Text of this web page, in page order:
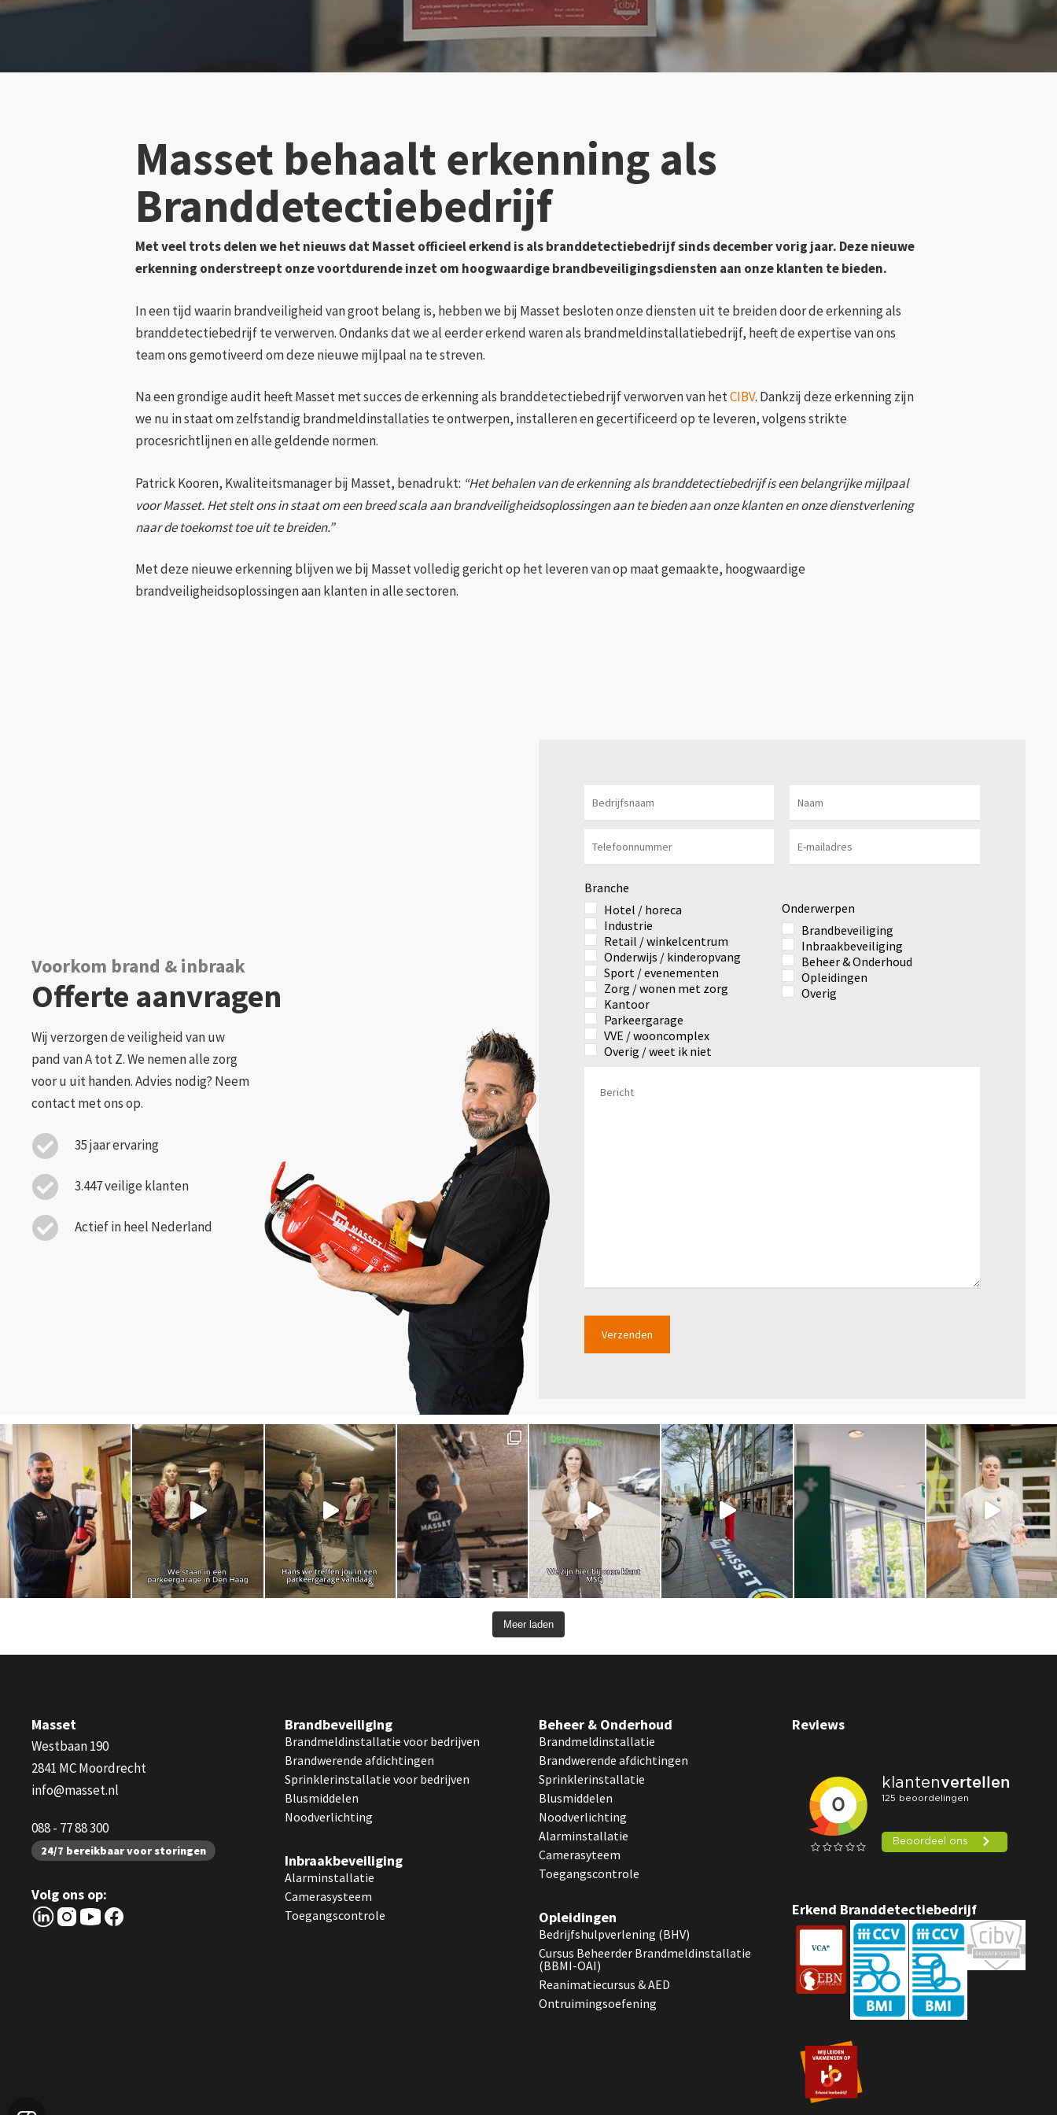
Masset behaalt erkenning als
Branddetectiebedrijf
Met veel trots delen we het nieuws dat Masset officieel erkend is als branddetectiebedrijf sinds december vorig jaar. Deze nieuwe
erkenning onderstreept onze voortdurende inzet om hoogwaardige brandbeveiligingsdiensten aan onze klanten te bieden.
In een tijd waarin brandveiligheid van groot belang is, hebben we bij Masset besloten onze diensten uit te breiden door de erkenning als
branddetectiebedrijf te verwerven. Ondanks dat we al eerder erkend waren als brandmeldinstallatiebedrijf, heeft de expertise van ons
team ons gemotiveerd om deze nieuwe mijlpaal na te streven.
Na een grondige audit heeft Masset met succes de erkenning als branddetectiebedrijf verworven van hetCIBV. Dankzij deze erkenning zijn
we nu in staat om zelfstandig brandmeldinstallaties te ontwerpen, installeren en gecertificeerd op te leveren, volgens strikte
procesrichtlijnen en alle geldende normen.
Patrick Kooren, Kwaliteitsmanager bij Masset, benadrukt: “Het behalen van de erkenning als branddetectiebedrijf is een belangrijke mijlpaal
voor Masset. Het stelt ons in staat om een breed scala aan brandveiligheidsoplossingen aan te bieden aan onze klanten en onze dienstverlening
naar de toekomst toe uit te breiden.”
Met deze nieuwe erkenning blijven we bij Masset volledig gericht op het leveren van op maat gemaakte, hoogwaardige
brandveiligheidsoplossingen aan klanten in alle sectoren.
Voorkom brand & inbraak
Offerte aanvragen
Wij verzorgen de veiligheid van uw
pand van A tot Z. We nemen alle zorg
voor u uit handen. Advies nodig? Neem
contact met ons op.
35 jaar ervaring
3.447 veilige klanten
Actief in heel Nederland
Branche
Hotel / horeca
Industrie
Retail / winkelcentrum
Onderwijs / kinderopvang
Sport / evenementen
Zorg / wonen met zorg
Kantoor
Parkeergarage
VVE / wooncomplex
Overig / weet ik niet
Onderwerpen
Brandbeveiliging
Inbraakbeveiliging
Beheer & Onderhoud
Opleidingen
Overig
Meer laden
Masset
Westbaan 190
2841 MC Moordrecht
info@masset.nl
088 - 77 88 300
24/7 bereikbaar voor storingen
Volg ons op:
Brandbeveiliging
Brandmeldinstallatie voor bedrijven
Brandwerende afdichtingen
Sprinklerinstallatie voor bedrijven
Blusmiddelen
Noodverlichting
Inbraakbeveiliging
Alarminstallatie
Camerasysteem
Toegangscontrole
Beheer & Onderhoud
Brandmeldinstallatie
Brandwerende afdichtingen
Sprinklerinstallatie
Blusmiddelen
Noodverlichting
Alarminstallatie
Camerasyteem
Toegangscontrole
Opleidingen
Bedrijfshulpverlening (BHV)
Cursus Beheerder Brandmeldinstallatie
(BBMI-OAI)
Reanimatiecursus & AED
Ontruimingsoefening
Reviews
Erkend Branddetectiebedrijf